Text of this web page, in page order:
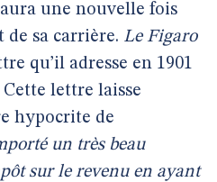
une nouvelle fois
de sa carrière. Le Figaro
qu’il adresse en 1901
lettre laisse
hypocrite de
un très beau
sur le revenu en ayant